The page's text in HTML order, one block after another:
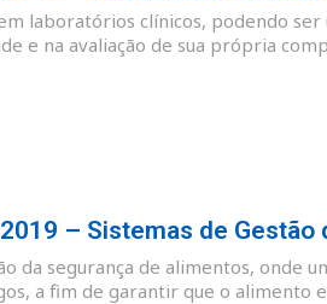
laboratórios clínicos, podendo
e na avaliação de sua própria
– Sistemas de
da segurança de alimentos, onde
a fim de garantir que o alimento